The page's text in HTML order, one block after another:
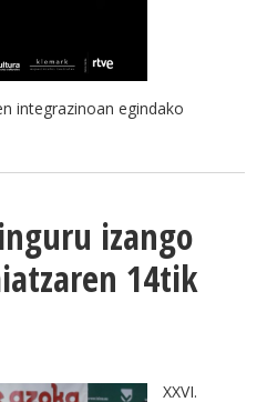
integrazinoan egindako
izango
14tik
XXVI.